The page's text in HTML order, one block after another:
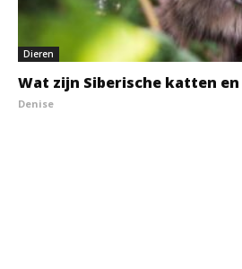
Dieren
Wat zijn Siberische katten
Denise